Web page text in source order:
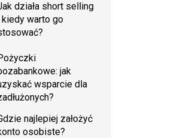
działa short selling
kiedy warto go
jak
wsparcie dla
najlepiej założyć
osobiste?